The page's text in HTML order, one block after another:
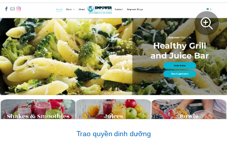
Trao quyền dinh dưỡng